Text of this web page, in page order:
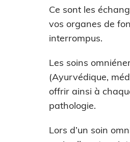
Ce sont les
vos organes de
interrompus.
Les soins
(Ayurvédique,
offrir ainsi à
pathologie.
Lors d’un soin